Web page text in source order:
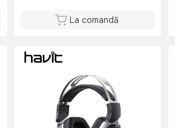
La comandă